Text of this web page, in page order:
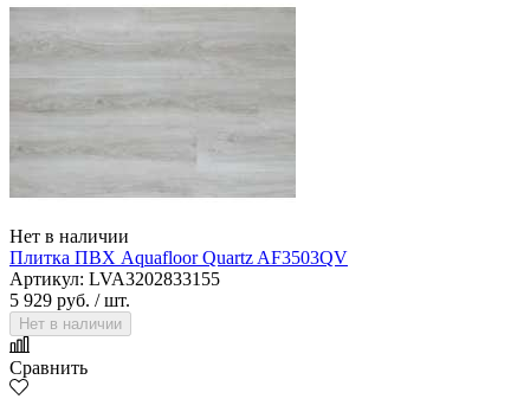
Нет в наличии
Плитка ПВХ Aquafloor Quartz AF3503QV
Артикул: LVA3202833155
5 929 руб. / шт.
Нет в наличии
Сравнить